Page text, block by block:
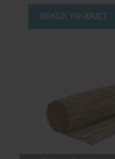
BEKIJK PRODUCT